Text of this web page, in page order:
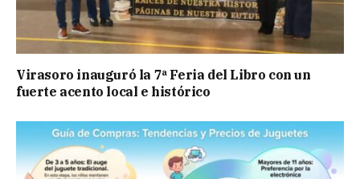
Virasoro inauguró la 7ª Feria del Libro con un
fuerte acento local e histórico